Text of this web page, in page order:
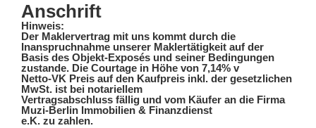
Anschrift
Hinweis:
Der Maklervertrag mit uns kommt durch die
Inanspruchnahme unserer Maklertätigkeit auf der
Basis des Objekt-Exposés und seiner Bedingungen
zustande. Die Courtage in Höhe von 7,14% v
Netto-VK Preis auf den Kaufpreis inkl. der gesetzlichen
MwSt. ist bei notariellem
Vertragsabschluss fällig und vom Käufer an die Firma
Muzi-Berlin Immobilien & Finanzdienst
e.K. zu zahlen.